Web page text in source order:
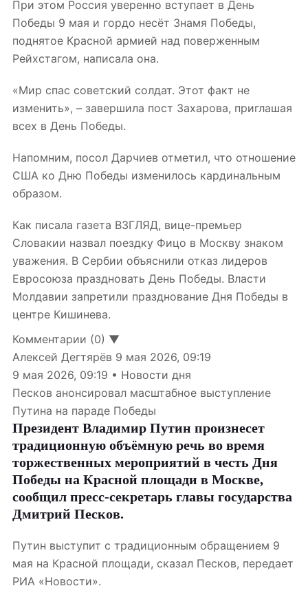
При этом Россия уверенно вступает в День
Победы 9 мая и гордо несёт Знамя Победы,
поднятое Красной армией над поверженным
Рейхстагом, написала она.
«Мир спас советский солдат. Этот факт не
изменить», – завершила пост Захарова, приглашая
всех в День Победы.
Напомним, посол Дарчиев отметил, что отношение
США ко Дню Победы изменилось кардинальным
образом.
Как писала газета ВЗГЛЯД, вице-премьер
Словакии назвал поездку Фицо в Москву знаком
уважения. В Сербии объяснили отказ лидеров
Евросоюза праздновать День Победы. Власти
Молдавии запретили празднование Дня Победы в
центре Кишинева.
Комментарии (0) ▼
Алексей Дегтярёв 9 мая 2026, 09:19
9 мая 2026, 09:19 • Новости дня
Песков анонсировал масштабное выступление
Путина на параде Победы
Президент Владимир Путин произнесет
традиционную объёмную речь во время
торжественных мероприятий в честь Дня
Победы на Красной площади в Москве,
сообщил пресс-секретарь главы государства
Дмитрий Песков.
Путин выступит с традиционным обращением 9
мая на Красной площади, сказал Песков, передает
РИА «Новости».